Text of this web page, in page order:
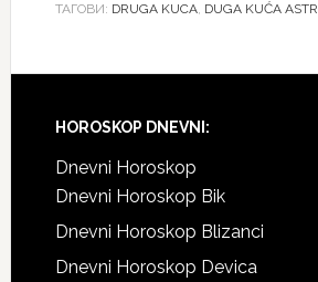
ТАГОВИ: DRUGA KUCA, DUGA KUĆA
Footer
HOROSKOP DNEVNI:
Dnevni Horoskop
Dnevni Horoskop Bik
Dnevni Horoskop Blizanci
Dnevni Horoskop Devica